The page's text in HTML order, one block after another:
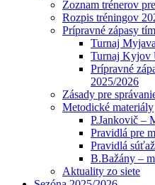
Zoznam trénerov
Rozpis tréningov
Prípravné zápasy
Turnaj
Turnaj Kyjov
Prípravné
2025/2026
Zásady pre
Metodické materiály
P.Jankovič –
Pravidlá pre
Pravidlá
B.Bažány –
Aktuality zo siete